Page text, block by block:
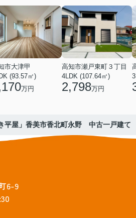
市大津甲
(93.57㎡)
万円
高知市瀬戸東町３丁目
4LDK (107.64㎡)
2,798万円
平屋」香美市香北町永野 中古一戸建て
6-9